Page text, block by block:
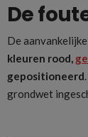
De
De
kleuren rood,
gepositioneerd
grondwet